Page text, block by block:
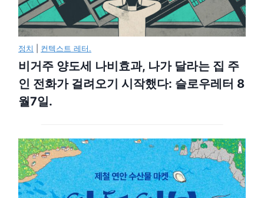
정치 컨텍스트 레터.
비거주 양도세 나비효과, 나가 달라는 집 주
인 전화가 걸려오기 시작했다: 슬로우레터 8
월7일.